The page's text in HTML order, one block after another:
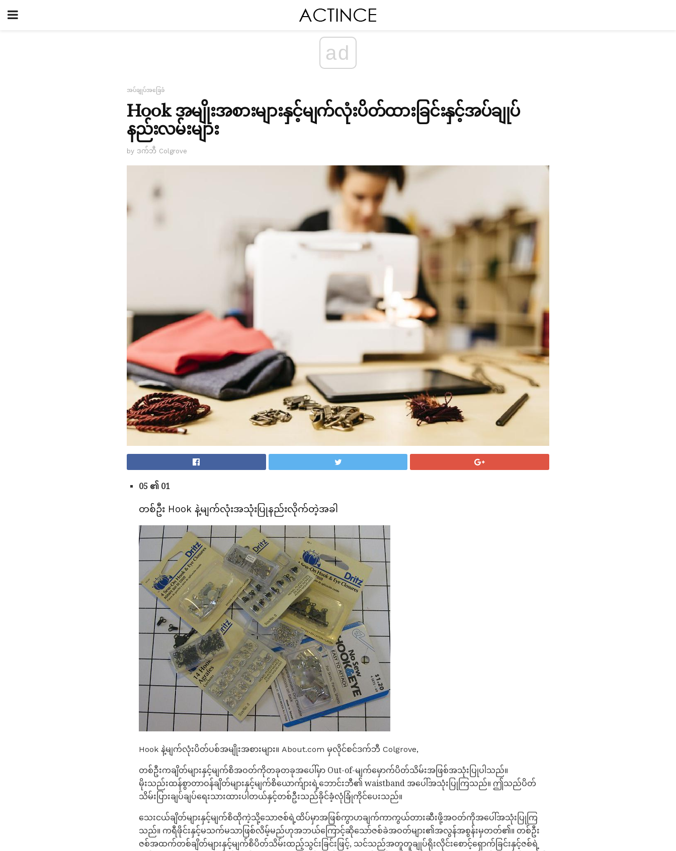
ad
အပ်ချုပ်အခြေခံ
Hook အမျိုးအစားများနှင့်မျက်လုံးပိတ်ထားခြင်းနှင့်အပ်ချုပ်
နည်းလမ်းများ
by ဒက်ဘီ Colgrove
05 ၏ 01
တစ်ဦး Hook နဲ့မျက်လုံးအသုံးပြုနည်းလိုက်တဲ့အခါ
Hook နဲ့မျက်လုံးပိတ်ပစ်အမျိုးအစားများ။ About.com မှလိုင်စင်ဒက်ဘီ Colgrove,
တစ်ဦးကချိတ်များနှင့်မျက်စိအဝတ်ကိုတခုတခုအပေါ်မှာ Out-of-မျက်မှောက်ပိတ်သိမ်းအဖြစ်အသုံးပြုပါသည်။
မိုးသည်းထန်စွာတာဝန်ချိတ်များနှင့်မျက်စိယောက်ျားရဲ့ဘောင်းဘီ၏ waistband အပေါ်အသုံးပြုကြသည်။ ဤသည်ပိတ်
သိမ်းပြားချပ်ချပ်ရေးသားထားပါတယ်နှင့်တစ်ဦးသည်ခိုင်ခံ့လုံခြုံကိုင်ပေးသည်။
သေးငယ်ချိတ်များနှင့်မျက်စိထိုကဲ့သို့သောဇစ်ရဲ့ထိပ်မှာအဖြစ်ကွာဟချက်ကာကွယ်တားဆီးဖို့အဝတ်ကိုအပေါ်အသုံးပြုကြ
သည်။ ကရီဖိုင်းနှင့်မသက်မသာဖြစ်လိမ့်မည်ဟုအဘယ်ကြောင့်ဆိုသော်ဇစ်ခဲအဝတ်များ၏အလွန်အစွန်းမှတတ်၏။ တစ်ဦး
ဇစ်အထက်တစ်ချိတ်များနှင့်မျက်စိပိတ်သိမ်းထည့်သွင်းခြင်းဖြင့်, သင်သည်အတူတူချုပ်ရိုးလိုင်းစောင့်ရှောက်ခြင်းနှင့်ဇစ်ရဲ့